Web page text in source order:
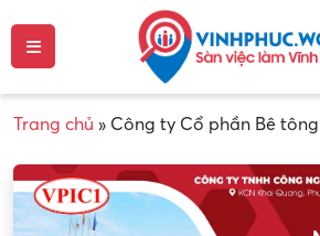
Trang chủ » Công ty Cổ phần Bê